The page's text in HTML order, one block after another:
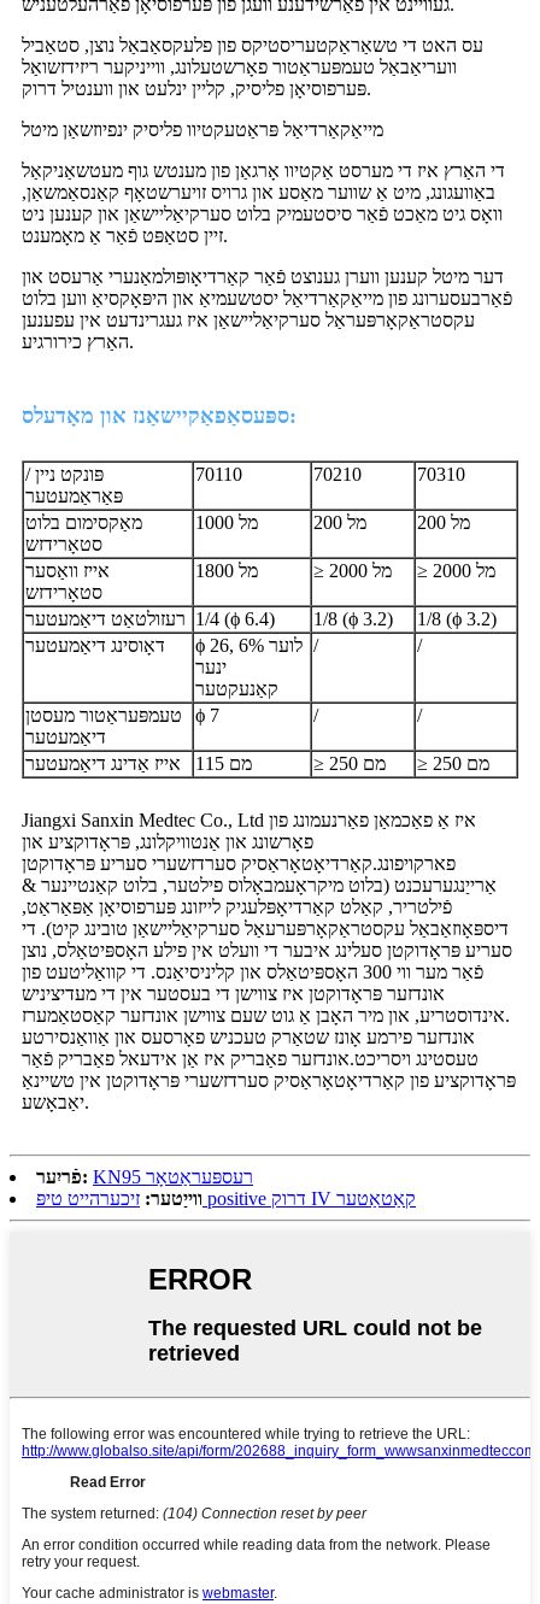
געוויינט אין פאַרשידענע וועגן פון פּערפוסיאָן פאַרהעלטעניש.
עס האט די טשאַראַקטעריסטיקס פון פלעקסאַבאַל נוצן, סטאַביל
וועריאַבאַל טעמפּעראַטור פאָרשטעלונג, ווייניקער ריזידזשואַל
פּערפוסיאָן פליסיק, קליין ינלעט און ווענטיל דרוק.
מייאַקאַרדיאַל פּראַטעקטיוו פליסיק ינפיוזשאַן מיטל
די האַרץ איז די מערסט אַקטיוו אָרגאַן פון מענטש גוף מעטשאַניקאַל
באַוועגונג, מיט אַ שווער מאַסע און גרויס זויערשטאָף קאַנסאַמשאַן,
וואָס גיט מאַכט פֿאַר סיסטעמיק בלוט סערקיאַליישאַן און קענען ניט
זיין סטאַפּט פֿאַר אַ מאָמענט.
דער מיטל קענען ווערן גענוצט פֿאַר קאַרדיאָופּולמאַנערי אַרעסט און
פֿאַרבעסערונג פון מייאַקאַרדיאַל יסטשעמיאַ און היפּאָקסיאַ ווען בלוט
עקסטראַקאָרפּעראַל סערקיאַליישאַן איז געגרינדעט אין עפענען
האַרץ כירורגיע.
ספּעסאַפאַקיישאַנז און מאָדעלס:
פּונקט ניין /
פּאַראַמעטער
70110 70210 70310
מאַקסימום בלוט
סטאָרידזש
1000 מל 200 מל 200 מל
אייז וואַסער
סטאָרידזש
1800 מל ≥ 2000 מל ≥ 2000 מל
רעזולטאַט דיאַמעטער 1/4 (ϕ 6.4) 1/8 (ϕ 3.2)
1/8 (ϕ 3.2)
דאָוסינג דיאַמעטער
ϕ 26, 6% לוער
ינער
קאַנעקטער
/ /
טעמפּעראַטור מעסטן
דיאַמעטער
ϕ 7 / /
אייז אַדינג דיאַמעטער 115 מם ≥ 250 מם ≥ 250 מם
Jiangxi Sanxin Medtec Co., Ltd איז אַ פאַכמאַן פאַרנעמונג פון
פאָרשונג און אַנטוויקלונג, פּראָדוקציע און
פארקויפונג.קאַרדיאָטאָראַסיק סערדזשערי סעריע פּראָדוקטן
אַרייַנגערעכנט (בלוט מיקראָעמבאָלוס פילטער, בלוט קאַנטיינער &
פֿילטריר, קאַלט קאַרדיאָפּלעגיק לייזונג פּערפוסיאָן אַפּאַראַט,
דיספּאָוזאַבאַל עקסטראַקאָרפּערעאַל סערקיאַליישאַן טובינג קיט). די
סעריע פּראָדוקטן סעלינג איבער די וועלט אין פילע האָספּיטאַלס, נוצן
פֿאַר מער ווי 300 האָספּיטאַלס ​​און קליניסיאַנס. די קוואַליטעט פון
אונדזער פּראָדוקטן איז צווישן די בעסטער אין די מעדיציניש
אינדוסטריע, און מיר האָבן אַ גוט שעם צווישן אונדזער קאַסטאַמערז.
אונדזער פירמע אָונז שטאַרק טעכניש פאָרסעס און אַוואַנסירטע
טעסטינג ויסריכט.אונדזער פאַבריק איז אַן אידעאל פאַבריק פֿאַר
פּראָדוקציע פון ​​​​קאַרדיאָטאָראַסיק סערדזשערי פּראָדוקטן אין טשיינאַ
יאַבאָשע.
פֿריִער:
KN95 רעספּעראַטאָר
ווייַטער:
זיכערהייט טיפּ positive דרוק IV קאַטאַטער